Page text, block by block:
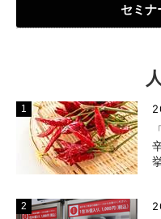
セミナ